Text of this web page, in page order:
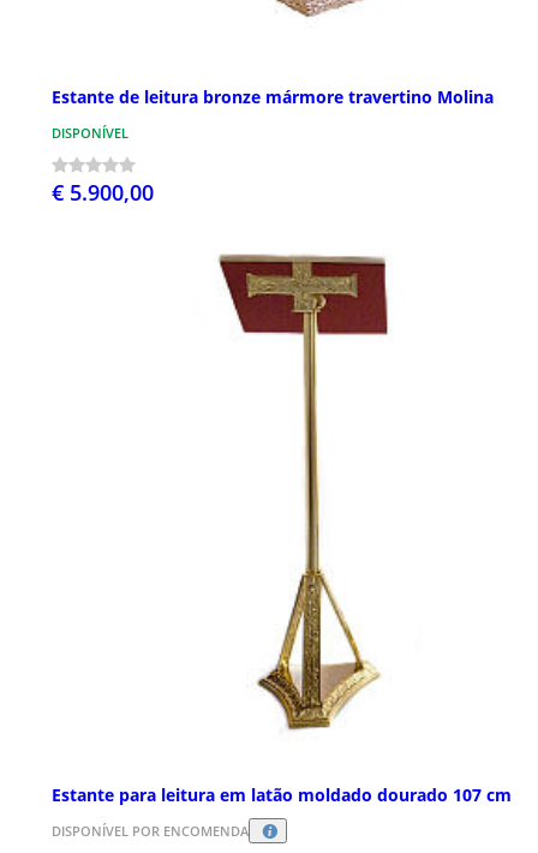
Estante de leitura bronze mármore travertino Molina
DISPONÍVEL
€ 5.900,00
Estante para leitura em latão moldado dourado 107 cm
DISPONÍVEL POR ENCOMENDA